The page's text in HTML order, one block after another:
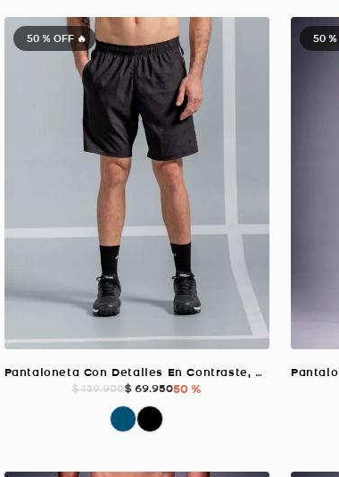
50 % OFF 🔥
Pantaloneta Con Detalles En Contraste, Color Negro Para Hombre
$ 139.900$ 69.95050 %
50 %